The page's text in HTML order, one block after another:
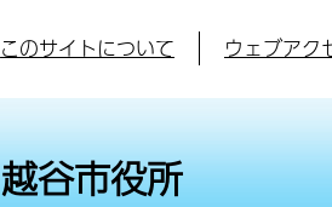
このサイトについて ウェブアク
越谷市役所